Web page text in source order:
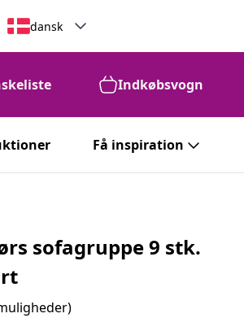
dansk
Indkøbsvogn
Få inspiration
sofagruppe 9 stk.